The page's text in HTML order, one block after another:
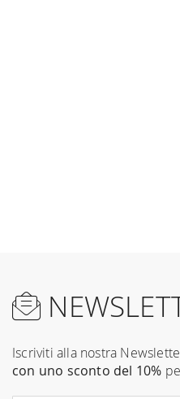
Iscriviti alla nostra
con uno sconto del 10%